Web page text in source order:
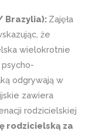
Brazylia): Zajęła
że
wielokrotnie
odgrywają w
zawiera
rodzicielskiej
rodzicielską za